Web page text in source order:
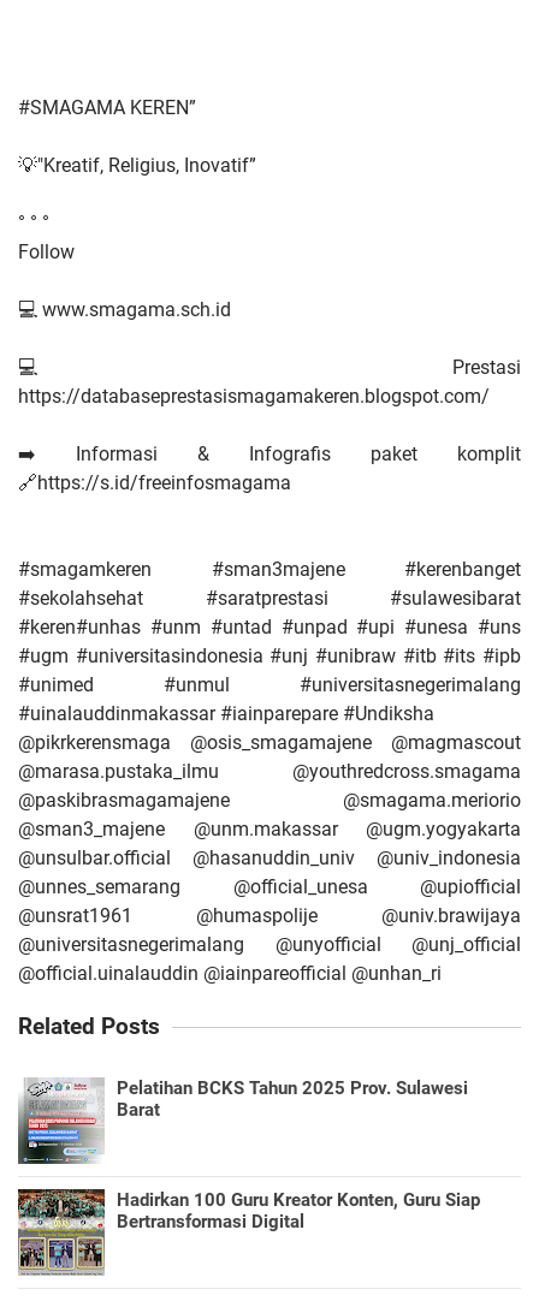
#SMAGAMA KEREN”
💡"Kreatif, Religius, Inovatif”
° ° °
Follow
💻 www.smagama.sch.id
💻 Prestasi
https://databaseprestasismagamakeren.blogspot.com/
➡️​ Informasi & Infografis paket komplit
🔗https://s.id/freeinfosmagama
#smagamkeren #sman3majene #kerenbanget
#sekolahsehat #saratprestasi #sulawesibarat
#keren#unhas #unm #untad #unpad #upi #unesa #uns
#ugm #universitasindonesia #unj #unibraw #itb #its #ipb
#unimed #unmul #universitasnegerimalang
#uinalauddinmakassar #iainparepare #Undiksha
@pikrkerensmaga @osis_smagamajene @magmascout
@marasa.pustaka_ilmu @youthredcross.smagama
@paskibrasmagamajene @smagama.meriorio
@sman3_majene @unm.makassar @ugm.yogyakarta
@unsulbar.official @hasanuddin_univ @univ_indonesia
@unnes_semarang @official_unesa @upiofficial
@unsrat1961 @humaspolije @univ.brawijaya
@universitasnegerimalang @unyofficial @unj_official
@official.uinalauddin @iainpareofficial @unhan_ri
Related Posts
Pelatihan BCKS Tahun 2025 Prov. Sulawesi
Barat
Hadirkan 100 Guru Kreator Konten, Guru Siap
Bertransformasi Digital